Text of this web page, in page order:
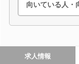
向いている人・
求人情報